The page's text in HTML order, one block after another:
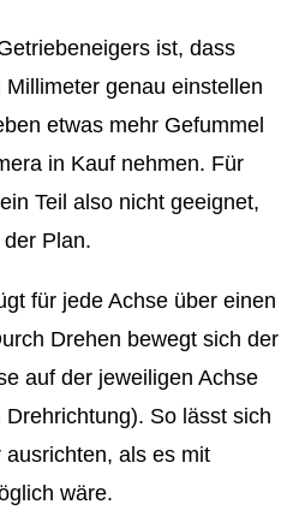
ist, dass
genau einstellen
etwas mehr Gefummel
in Kauf nehmen. Für
Teil also nicht geeignet,
Plan.
für jede Achse über einen
Drehen bewegt sich der
auf der jeweiligen Achse
So lässt sich
als es mit
wäre.